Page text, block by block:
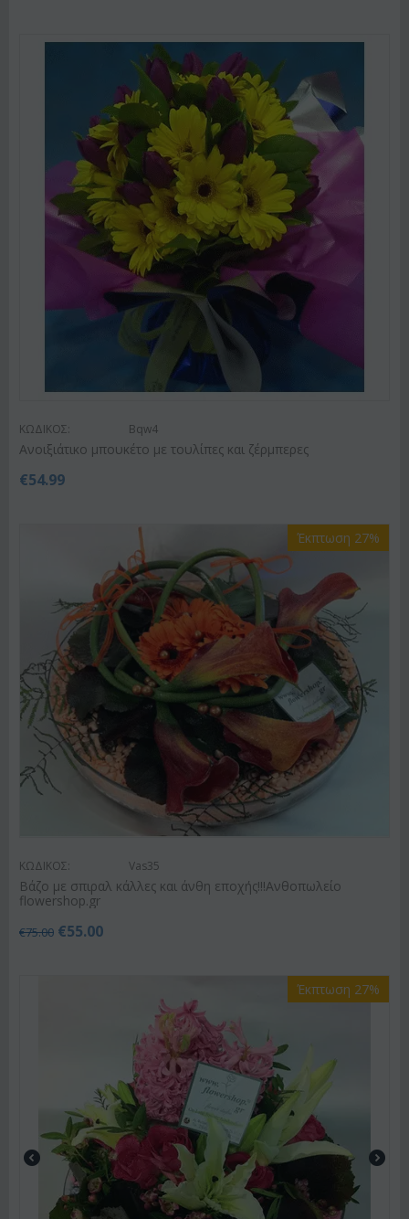
ΚΩΔΙΚΟΣ: Bqw4
Ανοιξιάτικο μπουκέτο με τουλίπες και ζέρμπερες
€54.99
Έκπτωση 27%
ΚΩΔΙΚΟΣ: Vas35
Βάζο με σπιραλ κάλλες και άνθη εποχής!!!Ανθοπωλείο
flowershop.gr
€75.00 €55.00
Έκπτωση 27%